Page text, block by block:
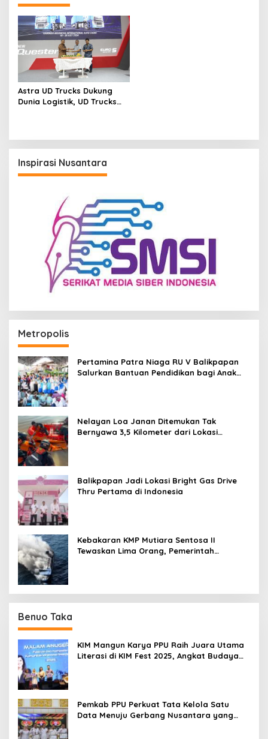
Astra UD Trucks Dukung
Dunia Logistik, UD Trucks
Inspirasi Nusantara
Metropolis
Pertamina Patra Niaga RU V Balikpapan
Salurkan Bantuan Pendidikan bagi Anak
Nelayan Loa Janan Ditemukan Tak
Bernyawa 3,5 Kilometer dari Lokasi
Balikpapan Jadi Lokasi Bright Gas Drive
Thru Pertama di Indonesia
Kebakaran KMP Mutiara Sentosa II
Tewaskan Lima Orang, Pemerintah
Benuo Taka
KIM Mangun Karya PPU Raih Juara Utama
Literasi di KIM Fest 2025, Angkat Budaya
Pemkab PPU Perkuat Tata Kelola Satu
Data Menuju Gerbang Nusantara yang